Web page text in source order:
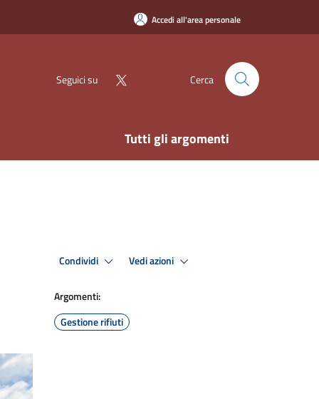
Accedi all'area personale
Seguici su Cerca
Tutti gli argomenti
Condividi Vedi azioni
Argomenti:
Gestione rifiuti